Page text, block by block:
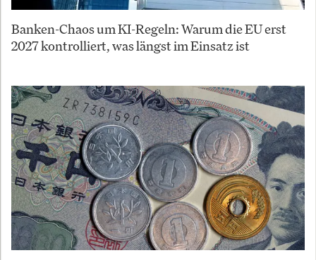
Banken-Chaos um KI-Regeln: Warum die EU erst
2027 kontrolliert, was längst im Einsatz ist